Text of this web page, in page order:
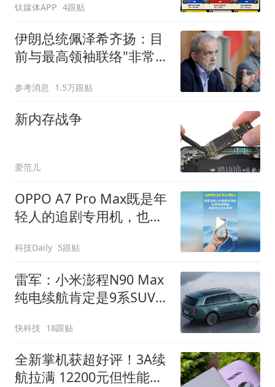
钛媒体APP 4跟贴
伊朗总统佩泽希齐扬：目
前与最高领袖联络"非常困
参考消息 1.5万跟贴
新内存战争
爱范儿
OPPO A7 Pro Max既是年
轻人的追剧专用机，也是
母用
科技Daily 5跟贴
雷军：小米澎程N90 Max
纯电续航肯定是9系SUV中
快科技 18跟贴
全新掌机获超好评！3A续
航拉满 12200元但性能极